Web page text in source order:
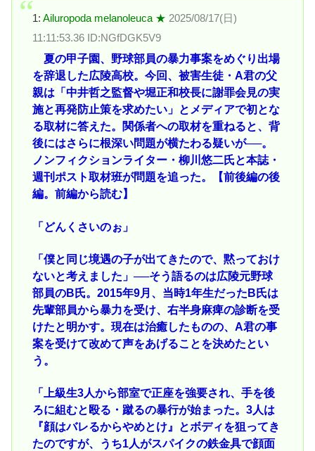
1: Ailuropoda melanoleuca ★ 2025/08/17(日)
11:11:53.36 ID:NGfDGK5V9
夏の甲子園、野球部員の暴力事案をめぐり出場
を辞退した広陵高校。今回、被害生徒・A君の父
親は「中井哲之監督や堀正和校長に謝罪会見の実
施と再発防止策を求めたい」とメディアで初とな
る取材に答えた。関係者への取材を重ねると、背
後にはさらに根深い問題が横たわる疑いが──。
ノンフィクションライター・柳川悠二氏と本誌・
週刊ポスト取材班が問題を追った。【前後編の後
編。前編から読む】
「どんくさいのぉ」
「僕と同じ境遇の子が出てきたので、黙っておけ
ないと考えました」──そう語るのは広陵元野球
部員のB氏。2015年9月、当時1年生だったB氏は
先輩部員から暴力を受け、右半身麻痺の診断を受
けたと明かす。現在は治癒したものの、A君の事
案を受けて改めて声をあげることを決めたとい
う。
「上級生3人から部室で正座を強要され、手を後
ろに組むと殴る・蹴るの暴行が始まった。3人は
『顔はバレるからやめとけ』とボディを狙ってき
たのですが、うち1人がスパイクの鉄金具で顔面